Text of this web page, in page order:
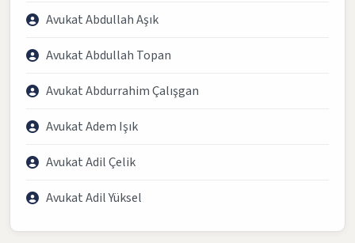
Avukat Abdullah Aşık
Avukat Abdullah Topan
Avukat Abdurrahim Çalışgan
Avukat Adem Işık
Avukat Adil Çelik
Avukat Adil Yüksel